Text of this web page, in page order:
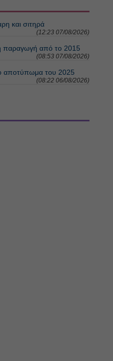
και σιτηρά
(12:23 07/08/2026)
παραγωγή από το 2015
(08:53 07/08/2026)
αποτύπωμα του 2025
(08:22 06/08/2026)